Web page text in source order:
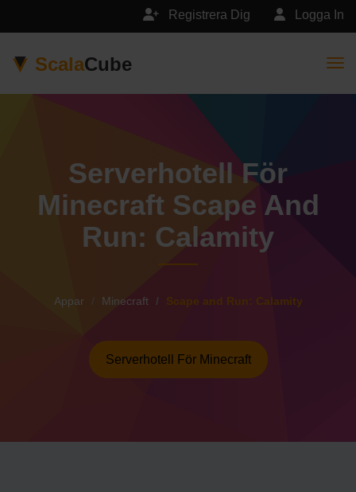
Logga In
Registrera Dig
ScalaCube
Serverhotell För
Minecraft Scape And
Run: Calamity
Appar Minecraft Scape and Run: Calamity
Serverhotell För Minecraft